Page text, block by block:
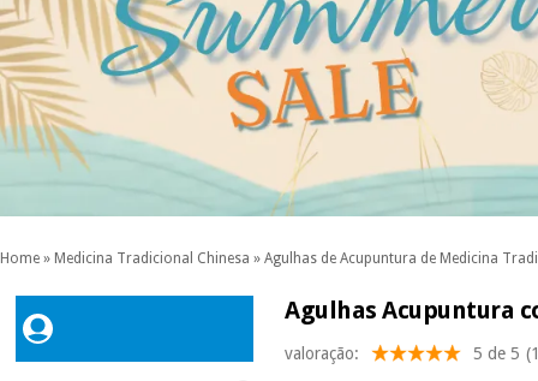
Home » Medicina Tradicional Chinesa » Agulhas de Acupuntura de Medicina
Agulhas Acupuntura
valoração: 5 de 5